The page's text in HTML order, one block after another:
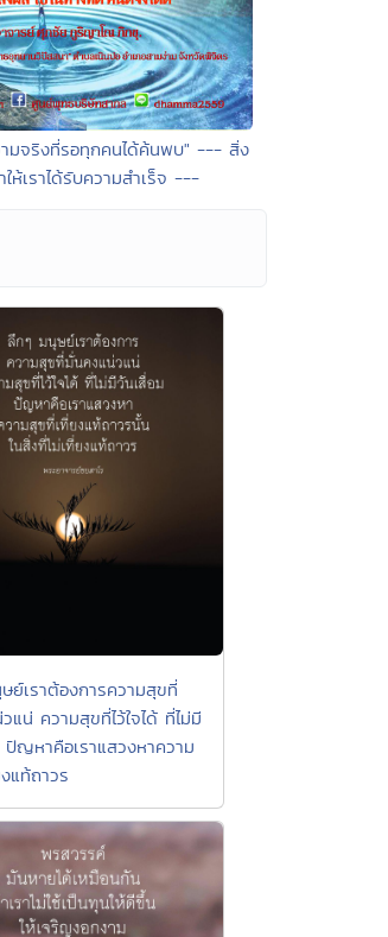
ามจริงที่รอทุกคนได้ค้นพบ" --- สิ่ง
ให้เราได้รับความสำเร็จ ---
ย์เราต้องการความสุขที่
แน่ ความสุขที่ไว้ใจได้ ที่ไม่มี
ปัญหาคือเราแสวงหาความ
แท้ถาวร